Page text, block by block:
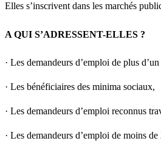
Elles s’inscrivent dans les marchés
A QUI S’ADRESSENT-ELLES ?
· Les demandeurs d’emploi de plus d’un
· Les bénéficiaires des minima sociaux,
· Les demandeurs d’emploi reconnus
· Les demandeurs d’emploi de moins